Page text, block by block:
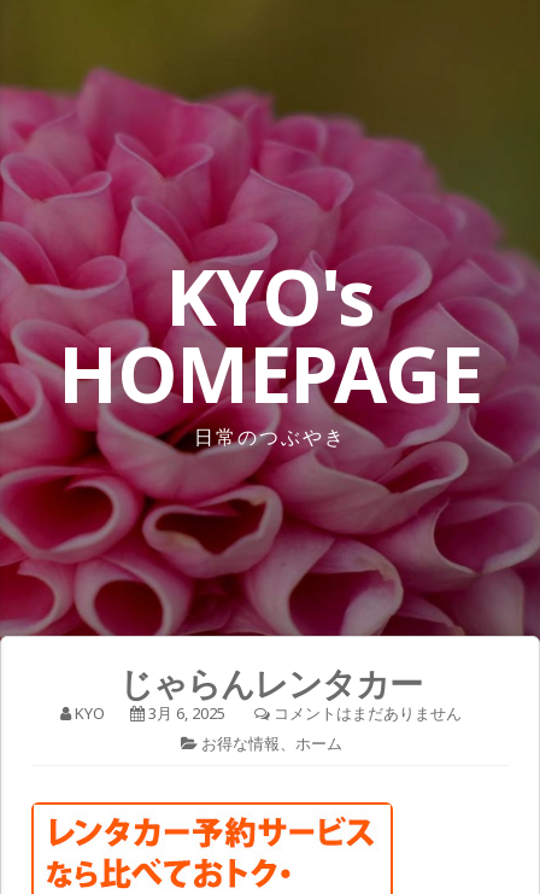
ン
ツ
へ
ス
キ
ッ
プ
KYO's
HOMEPAGE
日常のつぶやき
じゃらんレンタカー
KYO 3月 6, 2025
コメントはまだありません
お得な情報、 ホーム